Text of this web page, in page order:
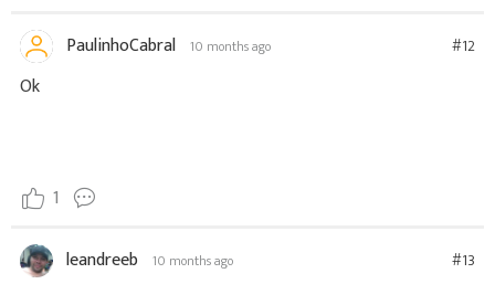
PaulinhoCabral 10 months ago #12
Ok
1
leandreeb 10 months ago #13